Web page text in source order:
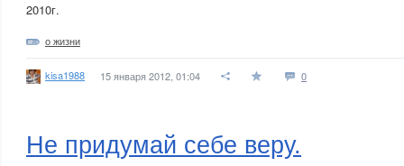
2010г.
о жизни
kisa1988 15 января 2012, 01:04 0
Не придумай себе веру.